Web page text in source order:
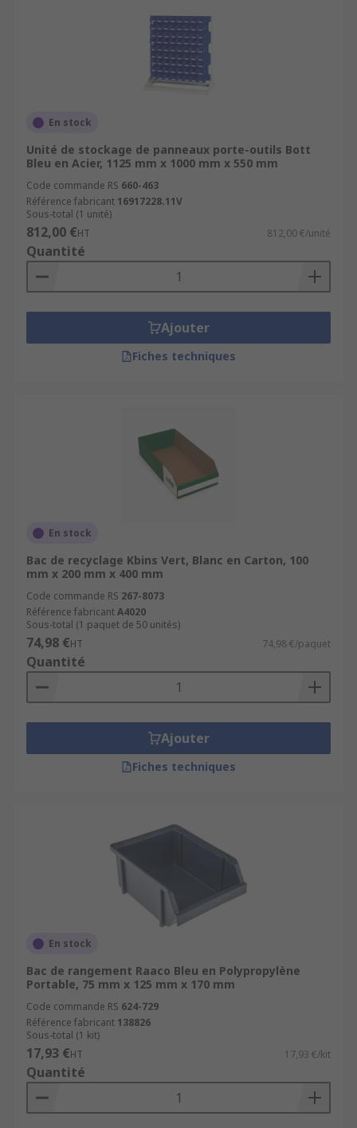
En stock
Unité de stockage de panneaux porte-outils Bott
Bleu en Acier, 1125 mm x 1000 mm x 550 mm
Code commande RS 660-463
Référence fabricant 16917228.11V
Sous-total (1 unité)
812,00 €HT 812,00 €/unité
Quantité
Ajouter
Fiches techniques
En stock
Bac de recyclage Kbins Vert, Blanc en Carton, 100
mm x 200 mm x 400 mm
Code commande RS 267-8073
Référence fabricantA4020
Sous-total (1 paquet de 50 unités)
74,98 €HT 74,98 €/paquet
Quantité
Ajouter
Fiches techniques
En stock
Bac de rangement Raaco Bleu en Polypropylène
Portable, 75 mm x 125 mm x 170 mm
Code commande RS 624-729
Référence fabricant 138826
Sous-total (1 kit)
17,93 €HT 17,93 €/kit
Quantité